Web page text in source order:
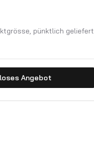
pünktlich geliefert
Angebot